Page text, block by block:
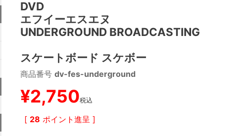
DVD
エフイーエスエヌ
UNDERGROUND BROADCASTING
スケートボード スケボー
商品番号 dv-fes-underground
¥2,750税込
[ 28 ポイント進呈 ]